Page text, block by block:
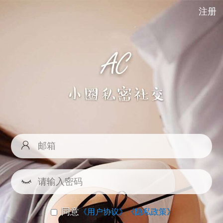
注册
同意《用户协议》《隐私政策》